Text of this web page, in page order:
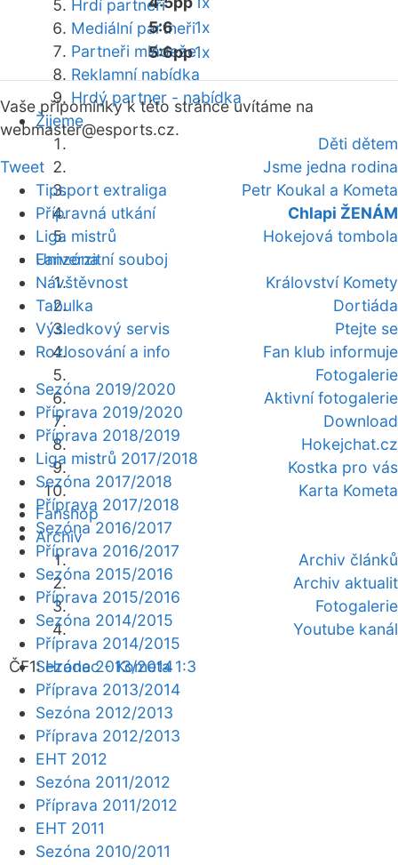
Hrdí partneři
Mediální partneři
Partneři mládeže
Reklamní nabídka
Hrdý partner - nabídka
Žijeme
Děti dětem
Jsme jedna rodina
Petr Koukal a Kometa
Chlapi ŽENÁM
Hokejová tombola
Fanzóna
Království Komety
Dortiáda
Ptejte se
Fan klub informuje
Fotogalerie
Aktivní fotogalerie
Download
Hokejchat.cz
Kostka pro vás
Karta Kometa
Fanshop
Archiv
Archiv článků
Archiv aktualit
Fotogalerie
Youtube kanál
ČF1:Hradec - Kometa 1:3
5:6
1x
5:6pp1x
Vaše připomínky k této stránce uvítáme na
webmaster@esports.cz.
Tweet
Tipsport extraliga
Přípravná utkání
Liga mistrů
Univerzitní souboj
Návštěvnost
Tabulka
Výsledkový servis
Rozlosování a info
Sezóna 2019/2020
Příprava 2019/2020
Příprava 2018/2019
Liga mistrů 2017/2018
Sezóna 2017/2018
Příprava 2017/2018
Sezóna 2016/2017
Příprava 2016/2017
Sezóna 2015/2016
Příprava 2015/2016
Sezóna 2014/2015
Příprava 2014/2015
Sezóna 2013/2014
Příprava 2013/2014
Sezóna 2012/2013
Příprava 2012/2013
EHT 2012
Sezóna 2011/2012
Příprava 2011/2012
EHT 2011
Sezóna 2010/2011